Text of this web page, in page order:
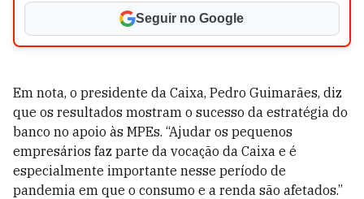
Seguir no Google
Em nota, o presidente da Caixa, Pedro Guimarães, diz
que os resultados mostram o sucesso da estratégia do
banco no apoio às MPEs. “Ajudar os pequenos
empresários faz parte da vocação da Caixa e é
especialmente importante nesse período de
pandemia em que o consumo e a renda são afetados.”